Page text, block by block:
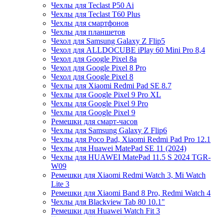
Чехлы для Teclast P50 Ai
Чехлы для Teclast T60 Plus
Чехлы для смартфонов
Чехлы для планшетов
Чехол для Samsung Galaxy Z Flip5
Чехол для ALLDOCUBE iPlay 60 Mini Pro 8,4
Чехол для Google Pixel 8a
Чехол для Google Pixel 8 Pro
Чехол для Google Pixel 8
Чехлы для Xiaomi Redmi Pad SE 8.7
Чехлы для Google Pixel 9 Pro XL
Чехлы для Google Pixel 9 Pro
Чехлы для Google Pixel 9
Ремешки для смарт-часов
Чехлы для Samsung Galaxy Z Flip6
Чехлы для Poco Pad, Xiaomi Redmi Pad Pro 12.1
Чехлы для Huawei MatePad SE 11 (2024)
Чехлы для HUAWEI MatePad 11.5 S 2024 TGR-
W09
Ремешки для Xiaomi Redmi Watch 3, Mi Watch
Lite 3
Ремешки для Xiaomi Band 8 Pro, Redmi Watch 4
Чехлы для Blackview Tab 80 10.1"
Ремешки для Huawei Watch Fit 3